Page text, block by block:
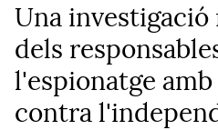
Una investigació
dels
l'espionatge amb
contra